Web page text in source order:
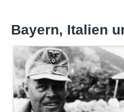
Bayern, Italien